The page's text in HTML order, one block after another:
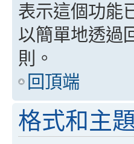
表示這個功能
以簡單地透過
則。
回頂端
格式和主